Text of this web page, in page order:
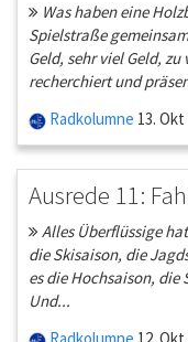
Was haben eine
Spielstraße
Geld, sehr viel Geld,
recherchiert und
Radkolumne 13. Okt
Ausrede 11:
Alles Überflüssige
die Skisaison, die
es die Hochsaison, die
Und...